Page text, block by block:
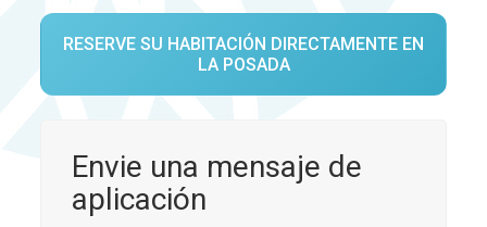
RESERVE SU HABITACIÓN DIRECTAMENTE EN
LA POSADA
Envie una mensaje de
aplicación